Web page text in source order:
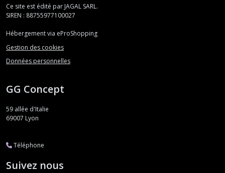
Ce site est édité par JAGAL SARL.
SIREN : 88755977100027
Hébergement via eProShopping
Gestion des cookies
Données personnelles
GG Concept
59 allée d'Italie
69007 Lyon
Téléphone
Suivez nous